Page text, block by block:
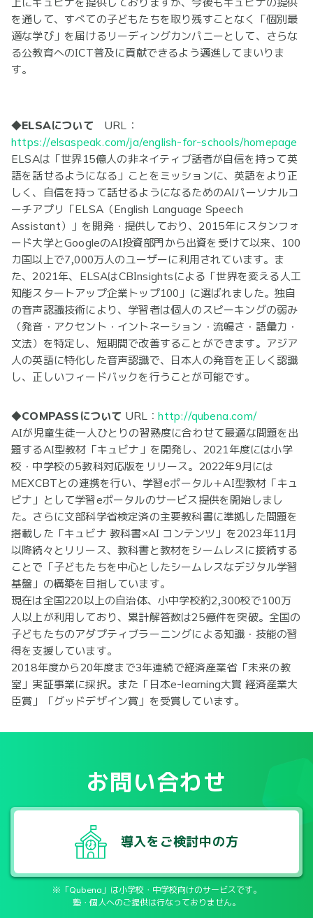
上にキュビナを提供しておりますが、今後もキュビナの提供
を通して、すべての子どもたちを取り残すことなく「個別最
適な学び」を届けるリーディングカンパニーとして、さらな
る公教育へのICT普及に貢献できるよう邁進してまいりま
す。
◆ELSAについて URL：
https://elsaspeak.com/ja/english-for-schools/homepage
ELSAは「世界15億人の非ネイティブ話者が自信を持って英
語を話せるようになる」ことをミッションに、英語をより正
しく、自信を持って話せるようになるためのAIパーソナルコ
ーチアプリ「ELSA（English Language Speech
Assistant）」を開発・提供しており、2015年にスタンフォ
ード大学とGoogleのAI投資部門から出資を受けて以来、100
カ国以上で7,000万人のユーザーに利用されています。ま
た、2021年、ELSAはCBInsightsによる「世界を変える人工
知能スタートアップ企業トップ100」に選ばれました。独自
の音声認識技術により、学習者は個人のスピーキングの弱み
（発音・アクセント・イントネーション・流暢さ・語彙力・
文法）を特定し、短期間で改善することができます。アジア
人の英語に特化した音声認識で、日本人の発音を正しく認識
し、正しいフィードバックを行うことが可能です。
◆COMPASSについて URL： http://qubena.com/
AIが児童生徒一人ひとりの習熟度に合わせて最適な問題を出
題するAI型教材「キュビナ」を開発し、2021年度には小学
校・中学校の5教科対応版をリリース。2022年9月には
MEXCBTとの連携を行い、学習eポータル＋AI型教材「キュ
ビナ」として学習eポータルのサービス提供を開始しまし
た。さらに文部科学省検定済の主要教科書に準拠した問題を
搭載した「キュビナ 教科書×AI コンテンツ」を2023年11月
以降続々とリリース、教科書と教材をシームレスに接続する
ことで「子どもたちを中心としたシームレスなデジタル学習
基盤」の構築を目指しています。
現在は全国220以上の自治体、小中学校約2,300校で100万
人以上が利用しており、累計解答数は25億件を突破。全国の
子どもたちのアダプティブラーニングによる知識・技能の習
得を支援しています。
2018年度から20年度まで3年連続で経済産業省「未来の教
室」実証事業に採択。また「日本e-learning大賞 経済産業大
臣賞」「グッドデザイン賞」を受賞しています。
お問い合わせ
導入をご検討中の方
※「Qubena」は小学校・中学校向けのサービスです。
塾・個人へのご提供は行なっておりません。